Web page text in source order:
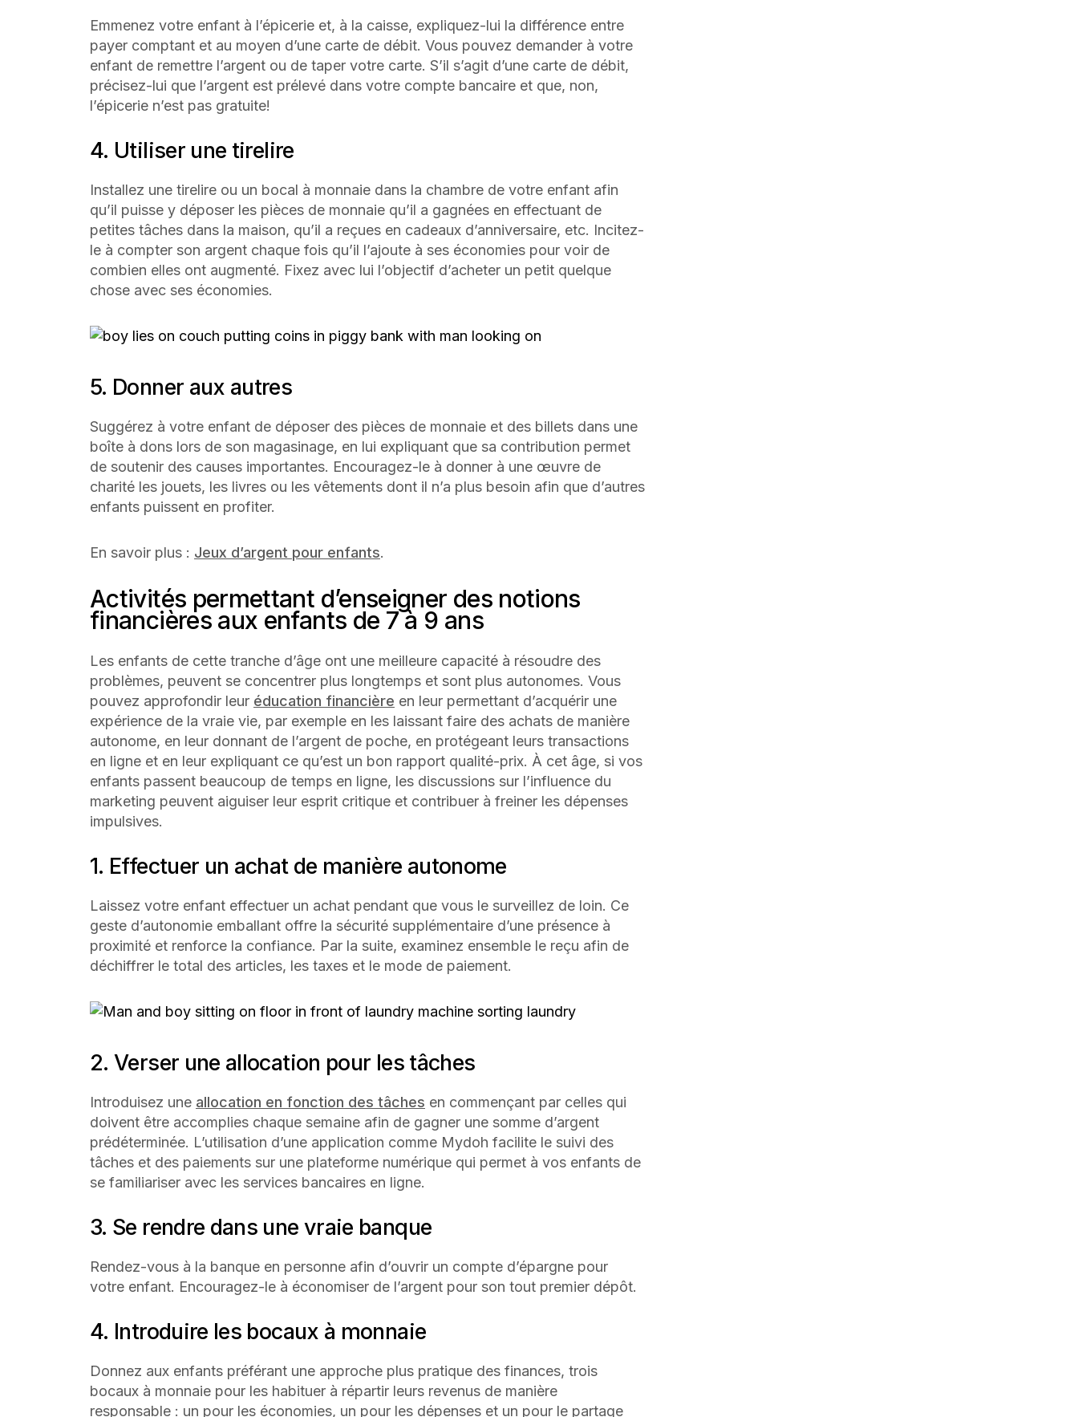
Emmenez votre enfant à l’épicerie et, à la caisse, expliquez-lui la différence entre
payer comptant et au moyen d’une carte de débit. Vous pouvez demander à votre
enfant de remettre l’argent ou de taper votre carte. S’il s’agit d’une carte de débit,
précisez-lui que l’argent est prélevé dans votre compte bancaire et que, non,
l’épicerie n’est pas gratuite!
4. Utiliser une tirelire
Installez une tirelire ou un bocal à monnaie dans la chambre de votre enfant afin
qu’il puisse y déposer les pièces de monnaie qu’il a gagnées en effectuant de
petites tâches dans la maison, qu’il a reçues en cadeaux d’anniversaire, etc. Incitez-
le à compter son argent chaque fois qu’il l’ajoute à ses économies pour voir de
combien elles ont augmenté. Fixez avec lui l’objectif d’acheter un petit quelque
chose avec ses économies.
5. Donner aux autres
Suggérez à votre enfant de déposer des pièces de monnaie et des billets dans une
boîte à dons lors de son magasinage, en lui expliquant que sa contribution permet
de soutenir des causes importantes. Encouragez-le à donner à une œuvre de
charité les jouets, les livres ou les vêtements dont il n’a plus besoin afin que d’autres
enfants puissent en profiter.
En savoir plus : Jeux d’argent pour enfants.
Activités permettant d’enseigner des notions
financières aux enfants de 7 à 9 ans
Les enfants de cette tranche d’âge ont une meilleure capacité à résoudre des
problèmes, peuvent se concentrer plus longtemps et sont plus autonomes. Vous
pouvez approfondir leur éducation financière en leur permettant d’acquérir une
expérience de la vraie vie, par exemple en les laissant faire des achats de manière
autonome, en leur donnant de l’argent de poche, en protégeant leurs transactions
en ligne et en leur expliquant ce qu’est un bon rapport qualité-prix. À cet âge, si vos
enfants passent beaucoup de temps en ligne, les discussions sur l’influence du
marketing peuvent aiguiser leur esprit critique et contribuer à freiner les dépenses
impulsives.
1. Effectuer un achat de manière autonome
Laissez votre enfant effectuer un achat pendant que vous le surveillez de loin. Ce
geste d’autonomie emballant offre la sécurité supplémentaire d’une présence à
proximité et renforce la confiance. Par la suite, examinez ensemble le reçu afin de
déchiffrer le total des articles, les taxes et le mode de paiement.
2. Verser une allocation pour les tâches
Introduisez une allocation en fonction des tâches en commençant par celles qui
doivent être accomplies chaque semaine afin de gagner une somme d’argent
prédéterminée. L’utilisation d’une application comme Mydoh facilite le suivi des
tâches et des paiements sur une plateforme numérique qui permet à vos enfants de
se familiariser avec les services bancaires en ligne.
3. Se rendre dans une vraie banque
Rendez-vous à la banque en personne afin d’ouvrir un compte d’épargne pour
votre enfant. Encouragez-le à économiser de l’argent pour son tout premier dépôt.
4. Introduire les bocaux à monnaie
Donnez aux enfants préférant une approche plus pratique des finances, trois
bocaux à monnaie pour les habituer à répartir leurs revenus de manière
responsable : un pour les économies, un pour les dépenses et un pour le partage